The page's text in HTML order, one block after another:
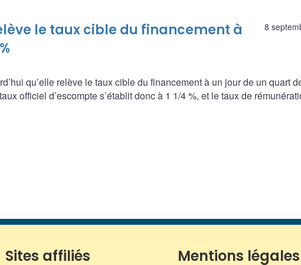
8
le taux cible du financement à
qu’elle relève le taux cible du financement à un jour de un quart
officiel d’escompte s’établit donc à 1 1/4 %, et le taux de
Sites affiliés Mentions légales